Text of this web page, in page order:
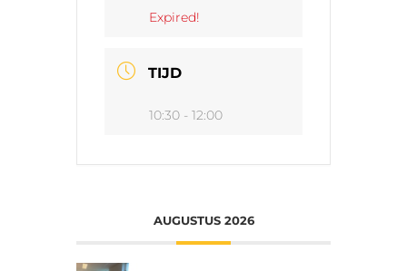
Expired!
TIJD
10:30 - 12:00
AUGUSTUS 2026